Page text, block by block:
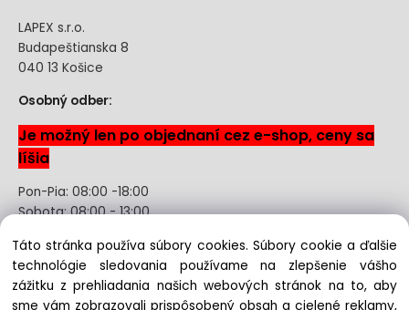
LAPEX s.r.o.
Budapeštianska 8
040 13 Košice
Osobný odber:
Je možný len po objednaní cez e-shop, ceny sa
líšia
Pon-Pia: 08:00 -18:00
Sobota: 08:00 - 13:00
Odstúpenie od kúpnej zmluvy uzavretej na diaľku bez
registrácie
Táto stránka používa súbory cookies. Súbory cookie a ďalšie
technológie sledovania používame na zlepšenie vášho
zážitku z prehliadania našich webových stránok na to, aby
sme vám zobrazovali prispôsobený obsah a cielené reklamy,